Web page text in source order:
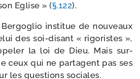
Eglise » (§.122).
ins­ti­tue de nou­veaux
des soi-​disant « rigo­ristes »,
la loi de Dieu. Mais sur­
ceux qui ne par­tagent pas ses
les ques­tions sociales.